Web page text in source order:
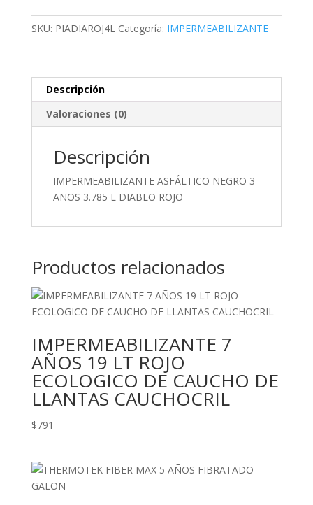
AÑOS
ROJO
cantidad
SKU: PIADIAROJ4L Categoría: IMPERMEABILIZANTE
Descripción
Valoraciones (0)
Descripción
IMPERMEABILIZANTE ASFÁLTICO NEGRO 3
AÑOS 3.785 L DIABLO ROJO
Productos relacionados
IMPERMEABILIZANTE 7
AÑOS 19 LT ROJO
ECOLOGICO DE CAUCHO DE
LLANTAS CAUCHOCRIL
$791